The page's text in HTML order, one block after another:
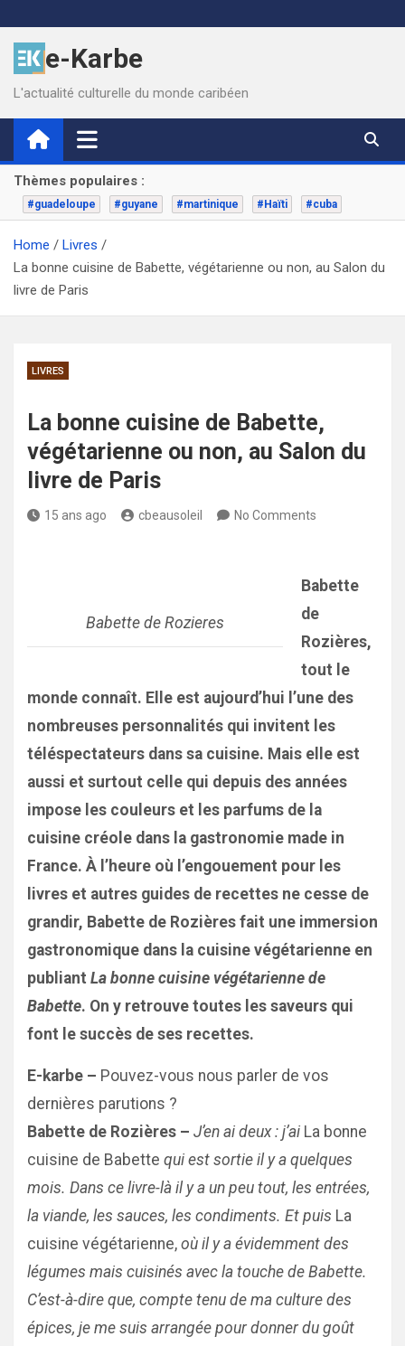
to
contente-Karbe
L'actualité culturelle du monde caribéen
Thèmes populaires :
#guadeloupe #guyane #martinique #Haïti #cuba
Home
Livres
La bonne cuisine de Babette, végétarienne ou non, au Salon du
livre de Paris
LIVRES
La bonne cuisine de Babette,
végétarienne ou non, au Salon du
livre de Paris
15 ans ago cbeausoleil No Comments
Babette de Rozieres
Babette
de
Rozières,
tout le
monde connaît. Elle est aujourd’hui l’une des
nombreuses personnalités qui invitent les
téléspectateurs dans sa cuisine. Mais elle est
aussi et surtout celle qui depuis des années
impose les couleurs et les parfums de la
cuisine créole dans la gastronomie made in
France. À l’heure où l’engouement pour les
livres et autres guides de recettes ne cesse de
grandir, Babette de Rozières fait une immersion
gastronomique dans la cuisine végétarienne en
publiant La bonne cuisine végétarienne de
Babette. On y retrouve toutes les saveurs qui
font le succès de ses recettes.
E-karbe – Pouvez-vous nous parler de vos
dernières parutions ?
Babette de Rozières – J’en ai deux : j’ai La bonne
cuisine de Babette qui est sortie il y a quelques
mois. Dans ce livre-là il y a un peu tout, les entrées,
la viande, les sauces, les condiments. Et puis La
cuisine végétarienne, où il y a évidemment des
légumes mais cuisinés avec la touche de Babette.
C’est-à-dire que, compte tenu de ma culture des
épices, je me suis arrangée pour donner du goût